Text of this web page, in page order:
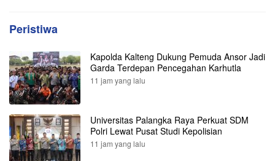
Peristiwa
Kapolda Kalteng Dukung Pemuda Ansor Jadi
Garda Terdepan Pencegahan Karhutla
11 jam yang lalu
Universitas Palangka Raya Perkuat SDM
Polri Lewat Pusat Studi Kepolisian
11 jam yang lalu